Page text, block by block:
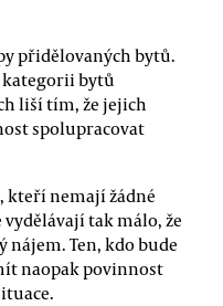
přidělovaných bytů.
kategorii bytů
liší tím, že jejich
spolupracovat
kteří nemají žádné
tak málo, že
Ten, kdo bude
naopak povinnost